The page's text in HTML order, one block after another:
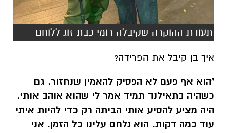
איך בן קיבל את הפרידה?
"הוא אף פעם לא הפסיק להאמין שנחזור. גם
היה מציע להסיע אותי הביתה רק כדי להיות איתי
אפילו הייתי בזוגיות אחרת והוא עדיין האמין
שבסוף נחזור".
בסופו של דבר, דווקא כשהוא התחיל להתרחק